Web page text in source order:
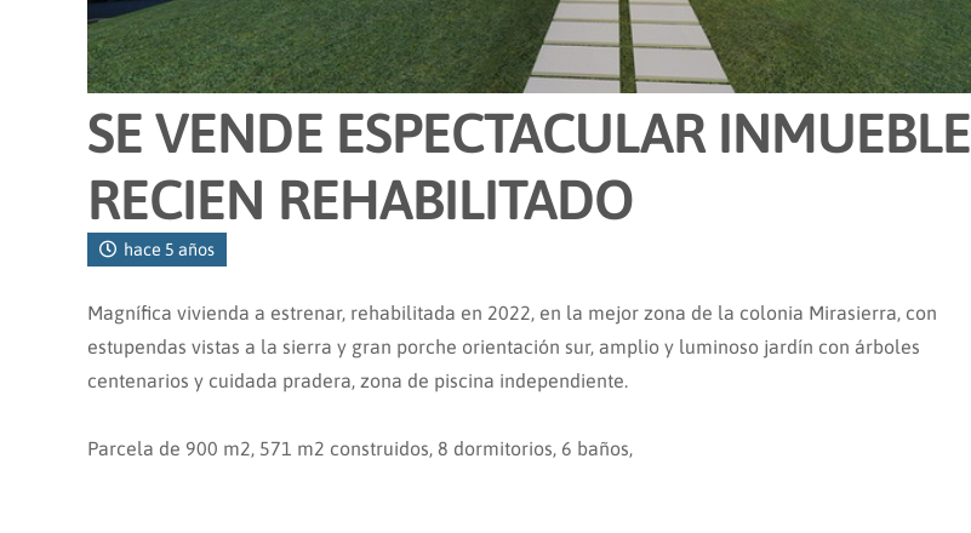
SE VENDE ESPECTACULAR INMUEBLE
RECIEN REHABILITADO
hace 5 años
Magnífica vivienda a estrenar, rehabilitada en 2022, en la mejor zona de la colonia Mirasierra, con
estupendas vistas a la sierra y gran porche orientación sur, amplio y luminoso jardín con árboles
centenarios y cuidada pradera, zona de piscina independiente.
Parcela de 900 m2, 571 m2 construidos, 8 dormitorios, 6 baños,